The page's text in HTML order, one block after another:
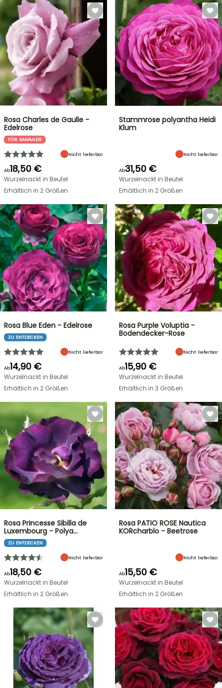
Rosa Charles de Gaulle -
Edelrose
FÜR SAMMLER
Nicht lieferbar
Ab18,50 €
Wurzelnackt in Beutel
Erhältlich in 2 Größen
Stammrose polyantha Heidi
Klum
Nicht lieferbar
Ab31,50 €
Wurzelnackt in Beutel
Erhältlich in 2 Größen
Rosa Blue Eden - Edelrose
ZU ENTDECKEN
Nicht lieferbar
Ab14,90 €
Wurzelnackt in Beutel
Erhältlich in 2 Größen
Rosa Purple Voluptia -
Bodendecker-Rose
Nicht lieferbar
Ab15,90 €
Wurzelnackt in Beutel
Erhältlich in 3 Größen
Rosa Princesse Sibilla de
Luxembourg - Polya…
ZU ENTDECKEN
Nicht lieferbar
Ab18,50 €
Wurzelnackt in Beutel
Erhältlich in 2 Größen
Rosa PATIO ROSE Nautica
KORcharblo - Beetrose
Nicht lieferbar
Ab15,50 €
Wurzelnackt in Beutel
Erhältlich in 2 Größen